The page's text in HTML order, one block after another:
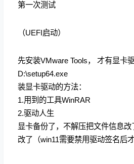
第一次测试
（UEFI启动）
先安装VMware Tools， 才有显卡
D:\setup64.exe
装显卡驱动的方法：
1.用到的工具WinRAR
2.驱动人生
显卡备份了，不解压把文件信息
改了（win11需要禁用驱动签名后